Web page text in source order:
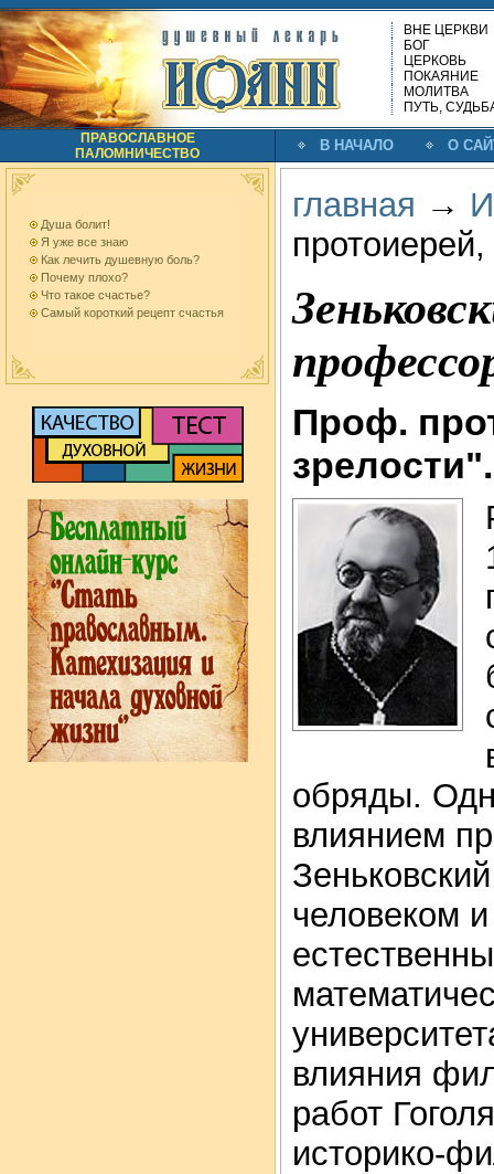
ВНЕ ЦЕРКВИ
БОГ
ЦЕРКОВЬ
ПОКАЯНИЕ
МОЛИТВА
ПУТЬ,
ПРАВОСЛАВНОЕ
ПАЛОМНИЧЕСТВО
В НАЧАЛО О
Душа болит!
Я уже все знаю
Как лечить душевную боль?
Почему плохо?
Что такое счастье?
Самый короткий рецепт счастья
главная →
Проф.
обряды.
влиянием
человеком
влияния
работ
историко-